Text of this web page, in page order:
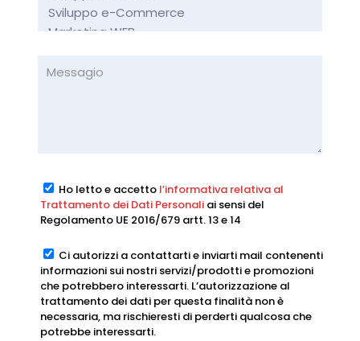
Ho letto e accetto l’informativa relativa al
Trattamento dei Dati Personaliai sensi del
Regolamento UE 2016/679 artt. 13 e 14
Ci autorizzi a contattarti e inviarti mail contenenti
informazioni sui nostri servizi/prodotti e promozioni
che potrebbero interessarti. L’autorizzazione al
trattamento dei dati per questa finalità non è
necessaria, ma rischieresti di perderti qualcosa che
potrebbe interessarti.